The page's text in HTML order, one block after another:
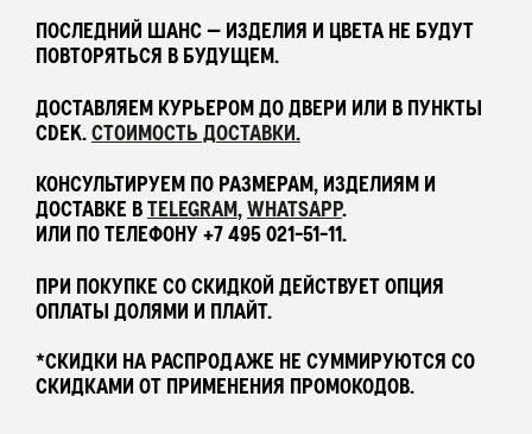
ПИЖАМЫ
АКСЕССУАРЫ
ПОДАРОЧНЫЙ СЕРТИФИКАТ
АУТЛЕТ
КОЛЛЕКЦИИ
ПОСЛЕДНИЙ ШАНС — ИЗДЕЛИЯ И ЦВЕТА НЕ БУДУТ
ПОВТОРЯТЬСЯ В БУДУЩЕМ.
ДОСТАВЛЯЕМ КУРЬЕРОМ ДО ДВЕРИ ИЛИ В ПУНКТЫ
CDEK.СТОИМОСТЬ ДОСТАВКИ.
КОНСУЛЬТИРУЕМ ПО РАЗМЕРАМ, ИЗДЕЛИЯМ И
ДОСТАВКЕ ВTELEGRAM,WHATSAPP.
ИЛИ ПО ТЕЛЕФОНУ +7 495 021-51-11.
ПРИ ПОКУПКЕ СО СКИДКОЙ ДЕЙСТВУЕТ ОПЦИЯ
ОПЛАТЫ ДОЛЯМИ И ПЛАЙТ.
*СКИДКИ НА РАСПРОДАЖЕ НЕ СУММИРУЮТСЯ СО
СКИДКАМИ ОТ ПРИМЕНЕНИЯ ПРОМОКОДОВ.